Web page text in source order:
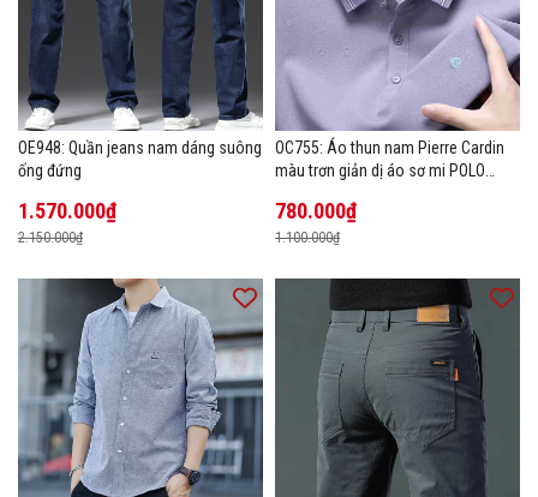
OE948: Quần jeans nam dáng suông
ống đứng
1.570.000₫
2.150.000₫
OC755: Áo thun nam Pierre Cardin
màu trơn giản dị áo sơ mi POLO
780.000₫
1.100.000₫